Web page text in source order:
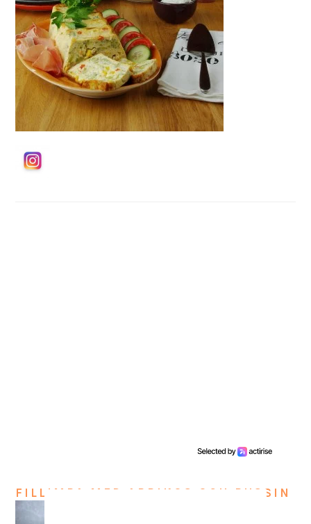
FILLIMPA MED APRIKOS OCH RUSSIN